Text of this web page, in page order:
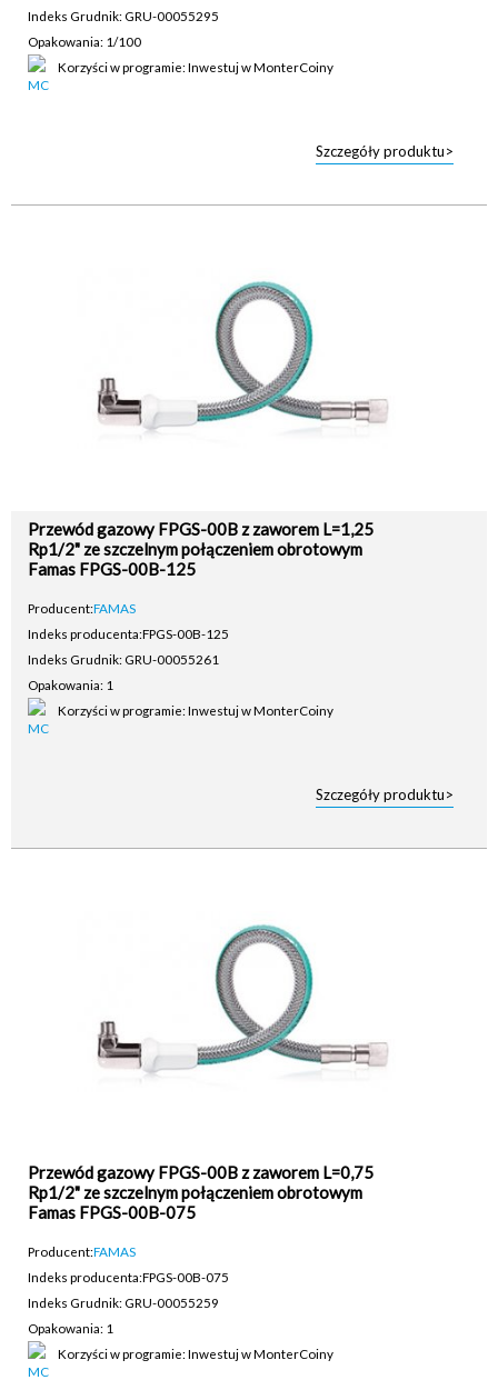
Indeks Grudnik: GRU-00055295
Opakowania: 1/100
Korzyści w programie: Inwestuj w MonterCoiny
Szczegóły produktu>
Przewód gazowy FPGS-00B z zaworem L=1,25
Rp1/2" ze szczelnym połączeniem obrotowym
Famas FPGS-00B-125
Producent:FAMAS
Indeks producenta:FPGS-00B-125
Indeks Grudnik: GRU-00055261
Opakowania: 1
Korzyści w programie: Inwestuj w MonterCoiny
Szczegóły produktu>
Przewód gazowy FPGS-00B z zaworem L=0,75
Rp1/2" ze szczelnym połączeniem obrotowym
Famas FPGS-00B-075
Producent:FAMAS
Indeks producenta:FPGS-00B-075
Indeks Grudnik: GRU-00055259
Opakowania: 1
Korzyści w programie: Inwestuj w MonterCoiny